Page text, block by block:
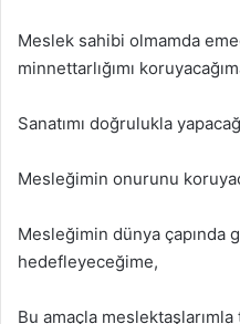
Meslek sahibi olmamda
minnettarlığımı
Sanatımı doğrulukla
Mesleğimin onurunu
Mesleğimin dünya çapında
hedefleyeceğime,
Bu amaçla